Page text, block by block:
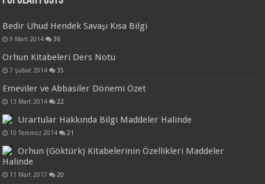
Bedir Uhud Hendek Savaşı Kısa Bilgi
9 Mart 2014 36
Orhun Kitabeleri Ders Notu
7 Şubat 2014 35
Emeviler ve Abbasiler Dönemi Özet
13 Mart 2014 22
Urartular Hakkında Bilgi Maddeler Halinde
10 Temmuz 2014 21
Orhun (Göktürk) Kitabelerinin Özellikleri Maddeler
Halinde
11 Mart 2017 20